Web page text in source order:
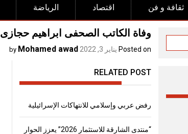
الرياضة اقتصاد ثقافة و فن
وفاة الكاتب الصحفى ابراهيم حجازى
Posted on يناير 3, 2022 by
Mohamed awad
RELATED POST
رفض عربي وإسلامي للانتهاكات الإسرائيلية
“منتدى الشارقة للاستثمار 2026” يعزز الحوار